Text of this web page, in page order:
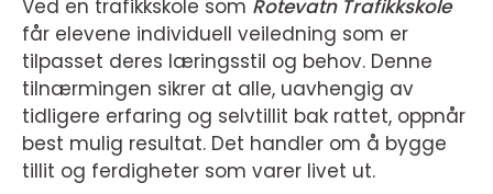
Ved en trafikkskole som Rotevatn Trafikkskole
får elevene individuell veiledning som er
tilpasset deres læringsstil og behov. Denne
tilnærmingen sikrer at alle, uavhengig av
tidligere erfaring og selvtillit bak rattet, oppnår
best mulig resultat. Det handler om å bygge
tillit og ferdigheter som varer livet ut.